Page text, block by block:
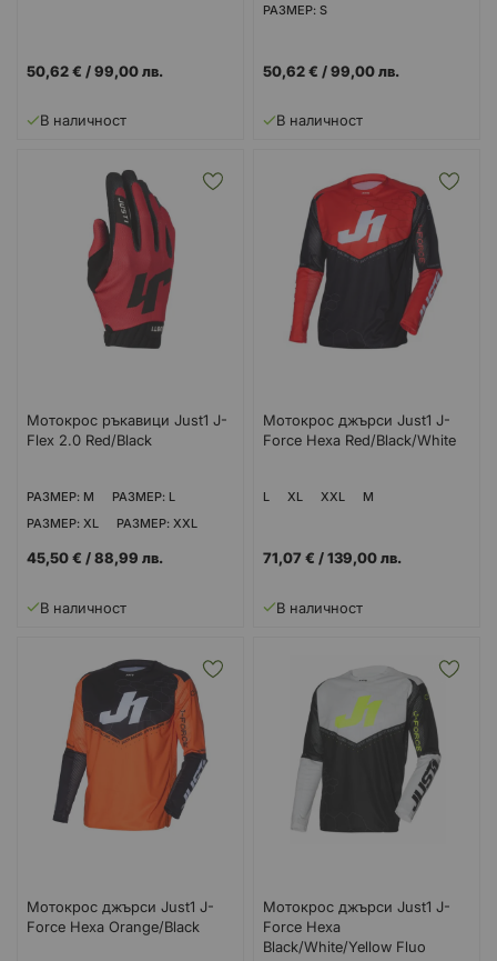
50,62 € /99,00 лв.
В наличност
РАЗМЕР: S
50,62 € /99,00 лв.
В наличност
Мотокрос ръкавици Just1 J-
Flex 2.0 Red/Black
РАЗМЕР: M
РАЗМЕР: L
РАЗМЕР: XL
РАЗМЕР: XXL
45,50 € /88,99 лв.
В наличност
Мотокрос джърси Just1 J-
Force Hexa Red/Black/White
L XL XXL M
71,07 € /139,00 лв.
В наличност
Мотокрос джърси Just1 J-
Force Hexa Orange/Black
Мотокрос джърси Just1 J-
Force Hexa
Black/White/Yellow Fluo